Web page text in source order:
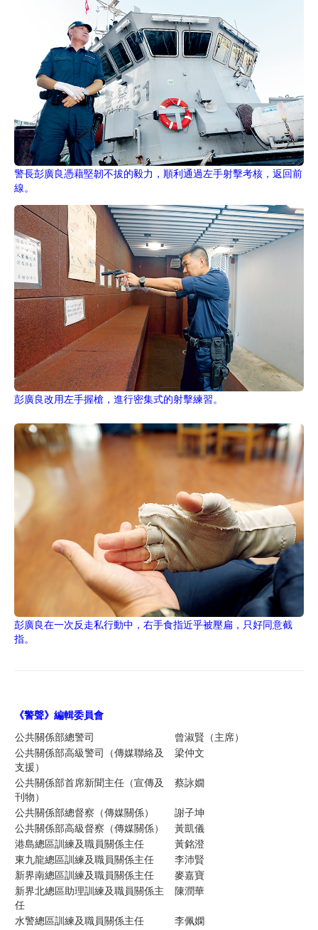
警長彭廣良憑藉堅韌不拔的毅力，順利通過左手射擊考核，返回前
線。
彭廣良改用左手握槍，進行密集式的射擊練習。
彭廣良在一次反走私行動中，右手食指近乎被壓扁，只好同意截
指。
《警聲》編輯委員會
公共關係部總警司
曾淑賢（主席）
公共關係部高級警司（傳媒聯絡及
支援）
梁仲文
公共關係部首席新聞主任（宣傳及
刊物）
蔡詠嫺
公共關係部總督察（傳媒關係）
謝子坤
公共關係部高級督察（傳媒關係）
黃凱儀
港島總區訓練及職員關係主任
黃銘澄
東九龍總區訓練及職員關係主任
李沛賢
新界南總區訓練及職員關係主任
麥嘉寶
新界北總區助理訓練及職員關係主
任
陳潤華
水警總區訓練及職員關係主任
李佩嫻